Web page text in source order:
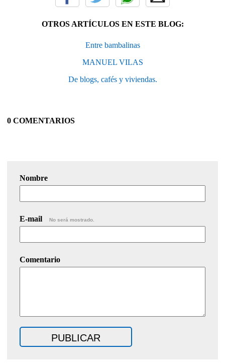
OTROS ARTÍCULOS EN ESTE BLOG:
Entre bambalinas
MANUEL VILAS
De blogs, cafés y viviendas.
0 COMENTARIOS
Nombre
E-mail No será mostrado.
Comentario